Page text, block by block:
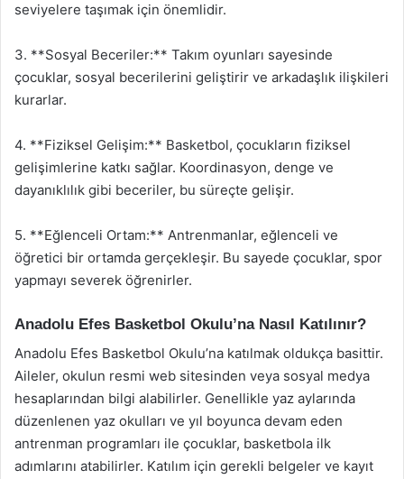
seviyelere taşımak için önemlidir.
3. **Sosyal Beceriler:** Takım oyunları sayesinde
çocuklar, sosyal becerilerini geliştirir ve arkadaşlık ilişkileri
kurarlar.
4. **Fiziksel Gelişim:** Basketbol, çocukların fiziksel
gelişimlerine katkı sağlar. Koordinasyon, denge ve
dayanıklılık gibi beceriler, bu süreçte gelişir.
5. **Eğlenceli Ortam:** Antrenmanlar, eğlenceli ve
öğretici bir ortamda gerçekleşir. Bu sayede çocuklar, spor
yapmayı severek öğrenirler.
Anadolu Efes Basketbol Okulu’na Nasıl Katılınır?
Anadolu Efes Basketbol Okulu’na katılmak oldukça basittir.
Aileler, okulun resmi web sitesinden veya sosyal medya
hesaplarından bilgi alabilirler. Genellikle yaz aylarında
düzenlenen yaz okulları ve yıl boyunca devam eden
antrenman programları ile çocuklar, basketbola ilk
adımlarını atabilirler. Katılım için gerekli belgeler ve kayıt